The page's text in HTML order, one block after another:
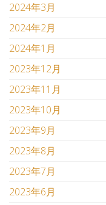
2024年3月
2024年2月
2024年1月
2023年12月
2023年11月
2023年10月
2023年9月
2023年8月
2023年7月
2023年6月